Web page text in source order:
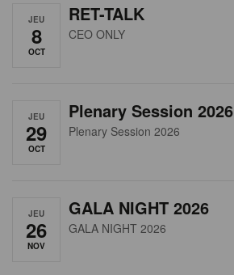
JEU
8
OCT
RET-TALK
CEO ONLY
JEU
29
OCT
Plenary Session 2026
Plenary Session 2026
JEU
26
NOV
GALA NIGHT 2026
GALA NIGHT 2026